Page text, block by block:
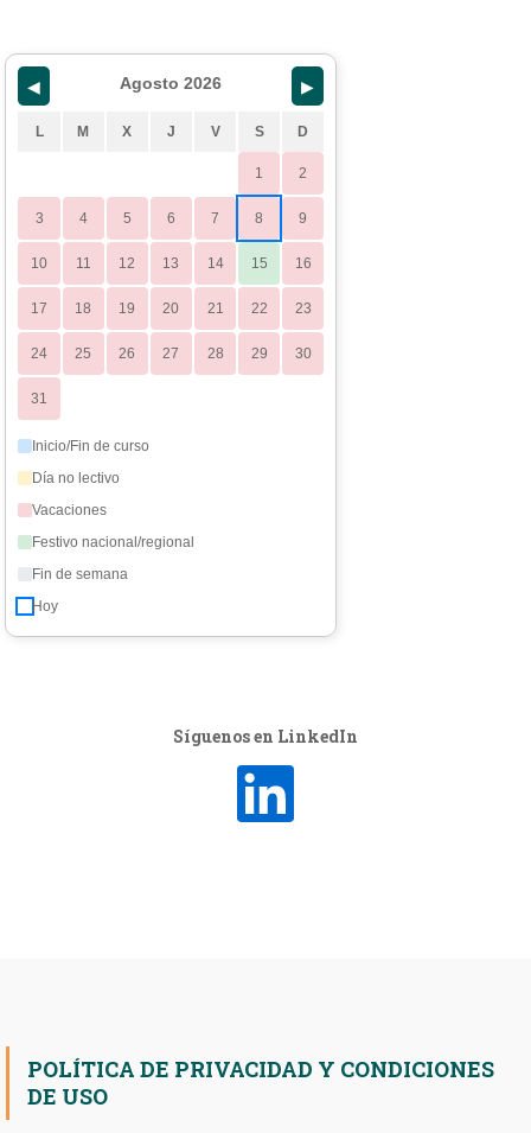
◀ Agosto 2026 ▶
L M X J V S D
1 2
3 4 5 6 7 8 9
10 11 12 13 14 15 16
17 18 19 20 21 22 23
24 25 26 27 28 29 30
31
Inicio/Fin de curso
Día no lectivo
Vacaciones
Festivo nacional/regional
Fin de semana
Hoy
Síguenos en LinkedIn
POLÍTICA DE PRIVACIDAD Y CONDICIONES
DE USO